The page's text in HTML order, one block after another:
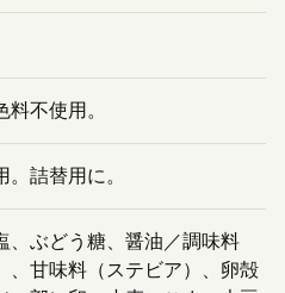
不使用。
詰替用に。
、ぶどう糖、醤油／調味料
、甘味料（ステビア）、卵殻